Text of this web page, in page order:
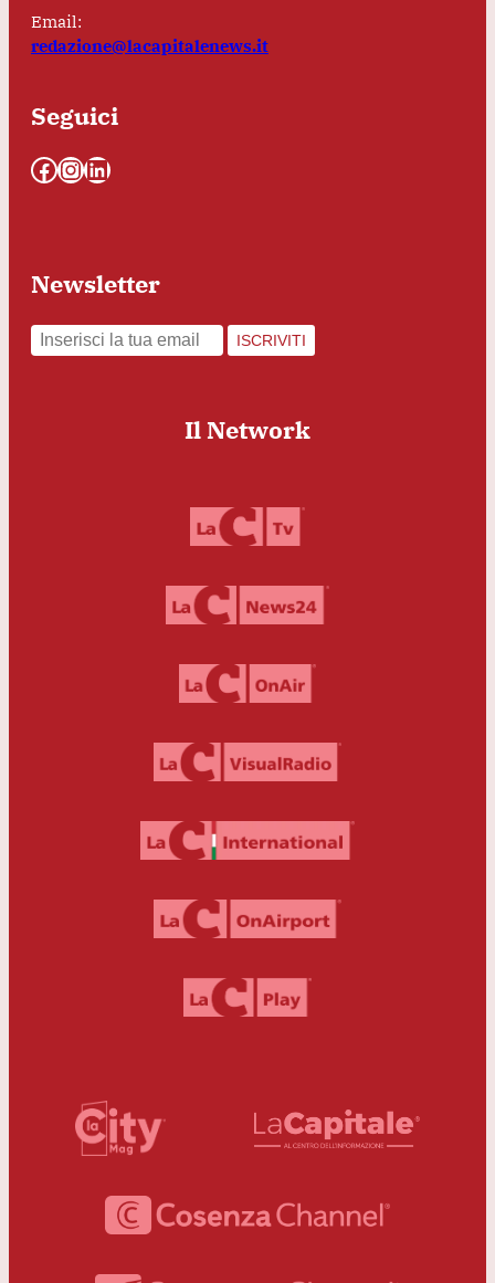
Email:
redazione@lacapitalenews.it
Seguici
Facebook InstagramLinkedIn
Newsletter
ISCRIVITI
Il Network